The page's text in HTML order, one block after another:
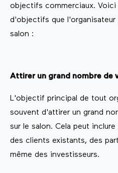
objectifs commerciaux. Voici
d'objectifs que
salon :
Attirer un grand nombre de
L'objectif principal de tout
souvent d'attirer un grand
sur le salon. Cela peut
des clients existants, des
même des investisseurs.